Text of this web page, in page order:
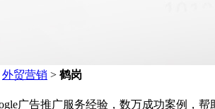
外贸营销 > 鹤岗
广告推广服务经验，数万成功案例，